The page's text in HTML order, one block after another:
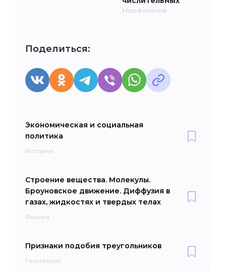
Морфология
Поделиться:
Экономическая и социальная
политика
История
Строение вещества. Молекулы.
Броуновское движение. Диффузия в
газах, жидкостях и твердых телах
Физика
Признаки подобия треугольников
Геометрия